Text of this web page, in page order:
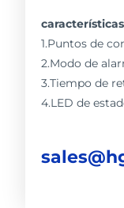
características
1.Puntos de
2.Modo de
3.Tiempo de
4.LED de